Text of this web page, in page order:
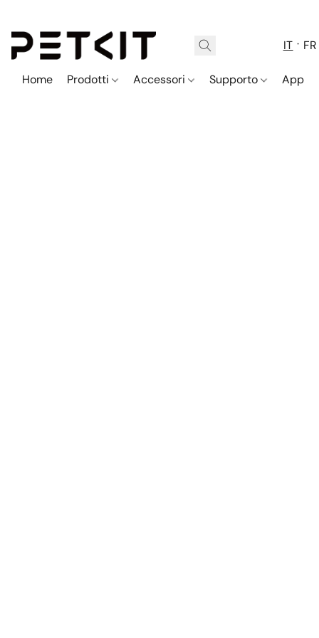
IT FR
Home Prodotti Accessori Supporto App